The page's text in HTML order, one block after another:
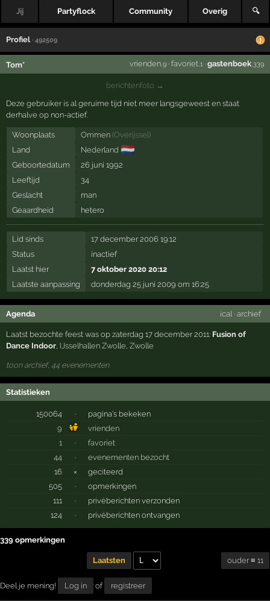
Jij Partyflock Community Overig 🔍
Profiel · 492509
Tom* vrienden,9· favoriet,1· gastenboek,339
berichtenfoto →
Deze gebruiker is al geruime tijd niet meer langsgeweest en staat
derhalve op non-actief.
Woonplaats Ommen (Overijssel)
Land
Nederland 🇳🇱
Geboortedatum
26 juni 1992
Leeftijd
34
Geslacht
man
Geaardheid
hetero
Lid sinds
17 december 2006 19:12
Status
inactief
Laatst hier
7 oktober 2020 20:12
Laatste aanpassing
donderdag 25 juni 2009 om 16:25
Agenda ical · archief
Laatst bezochte feest was op zaterdag 17 december 2011: Fusion of
Dance Indoor, IJsselhallen Zwolle,Zwolle
toon archief, 44 evenementen
Statistieken
150064 ·
pagina's bekeken
9
vrienden
1
·
favoriet
44
·
evenementen bezocht
16
×
geciteerd
505
·
opmerkingen
111
·
privéberichten verzonden
124
· privéberichten ontvangen
339 opmerkingen
Laatsten ouder ≡ 11
Deel je mening! Log in of registreer